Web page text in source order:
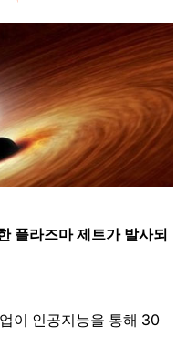
플라즈마 제트가 발사되